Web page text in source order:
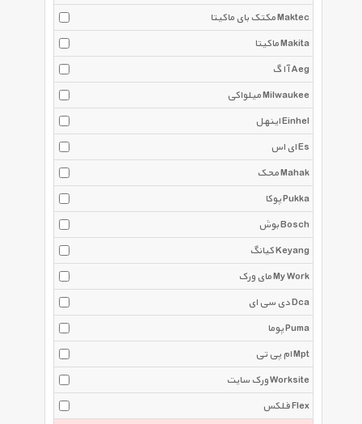
مکتک بای ماکیتا Maktec
ماکیتا Makita
آ ا گ Aeg
میلواکی Milwaukee
اینهل Einhel
ای اس Es
محک Mahak
پوکا Pukka
بوش Bosch
کیانگ Keyang
مای ورک My Work
دی سی ای Dca
پوما Puma
ام پی تی Mpt
ورک سایت Worksite
فلکس Flex